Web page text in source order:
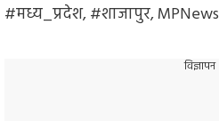
#मध्य_प्रदेश,#शाजापुर,MPNews
विज्ञापन